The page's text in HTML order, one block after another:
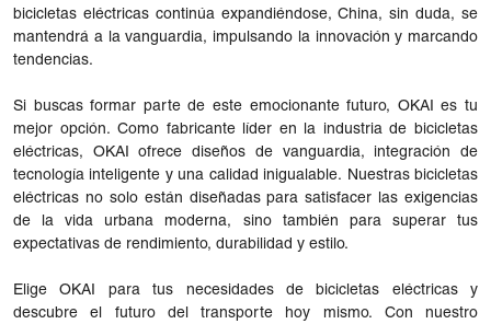
bicicletas eléctricas continúa expandiéndose, China, sin duda, se
mantendrá a la vanguardia, impulsando la innovación y marcando
tendencias.
Si buscas formar parte de este emocionante futuro, OKAI es tu
mejor opción. Como fabricante líder en la industria de bicicletas
eléctricas, OKAI ofrece diseños de vanguardia, integración de
tecnología inteligente y una calidad inigualable. Nuestras bicicletas
eléctricas no solo están diseñadas para satisfacer las exigencias
de la vida urbana moderna, sino también para superar tus
expectativas de rendimiento, durabilidad y estilo.
Elige OKAI para tus necesidades de bicicletas eléctricas y
descubre el futuro del transporte hoy mismo. Con nuestro